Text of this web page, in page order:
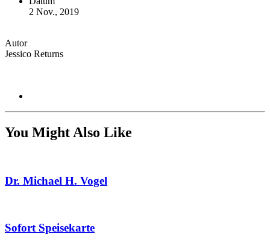
2 Nov., 2019
Autor
Jessico Returns
You Might Also Like
Dr. Michael H. Vogel
Sofort Speisekarte